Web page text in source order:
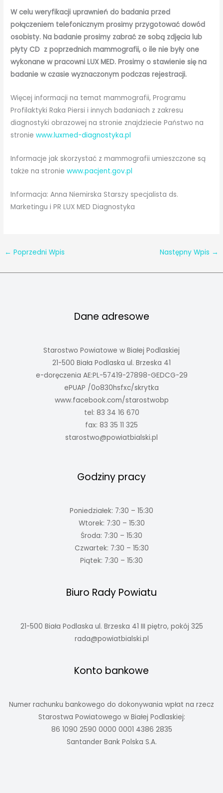
W celu weryfikacji uprawnień do badania przed
połączeniem telefonicznym prosimy przygotować dowód
osobisty. Na badanie prosimy zabrać ze sobą zdjęcia lub
płyty CD z poprzednich mammografii, o ile nie były one
wykonane w pracowni LUX MED. Prosimy o stawienie się na
badanie w czasie wyznaczonym podczas rejestracji.
Więcej informacji na temat mammografii, Programu
Profilaktyki Raka Piersi i innych badaniach z zakresu
diagnostyki obrazowej na stronie znajdziecie Państwo na
stroniewww.luxmed-diagnostyka.pl
Informacje jak skorzystać z mammografii umieszczone są
także na stroniewww.pacjent.gov.pl
Informacja: Anna Niemirska Starszy specjalista ds.
Marketingu i PR LUX MED Diagnostyka
← Poprzedni Wpis Następny Wpis →
Dane adresowe
Starostwo Powiatowe w Białej Podlaskiej
21-500 Biała Podlaska ul. Brzeska 41
e-doręczenia AE:PL-57419-27898-GEDCG-29
ePUAP /0o830hsfxc/skrytka
www.facebook.com/starostwobp
tel: 83 34 16 670
fax: 83 35 11 325
starostwo@powiatbialski.pl
Godziny pracy
Poniedziałek: 7:30 – 15:30
Wtorek: 7:30 – 15:30
Środa: 7:30 – 15:30
Czwartek: 7:30 – 15:30
Piątek: 7:30 – 15:30
Biuro Rady Powiatu
21-500 Biała Podlaska ul. Brzeska 41 III piętro, pokój 325
rada@powiatbialski.pl
Konto bankowe
Numer rachunku bankowego do dokonywania wpłat na rzecz
Starostwa Powiatowego w Białej Podlaskiej:
86 1090 2590 0000 0001 4386 2835
Santander Bank Polska S.A.